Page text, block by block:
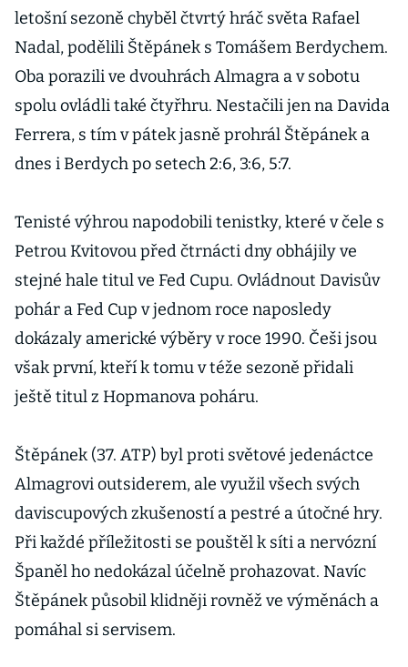
letošní sezoně chyběl čtvrtý hráč světa Rafael
Nadal, podělili Štěpánek s Tomášem Berdychem.
Oba porazili ve dvouhrách Almagra a v sobotu
spolu ovládli také čtyřhru. Nestačili jen na Davida
Ferrera, s tím v pátek jasně prohrál Štěpánek a
dnes i Berdych po setech 2:6, 3:6, 5:7.
Tenisté výhrou napodobili tenistky, které v čele s
Petrou Kvitovou před čtrnácti dny obhájily ve
stejné hale titul ve Fed Cupu. Ovládnout Davisův
pohár a Fed Cup v jednom roce naposledy
dokázaly americké výběry v roce 1990. Češi jsou
však první, kteří k tomu v téže sezoně přidali
ještě titul z Hopmanova poháru.
Štěpánek (37. ATP) byl proti světové jedenáctce
Almagrovi outsiderem, ale využil všech svých
daviscupových zkušeností a pestré a útočné hry.
Při každé příležitosti se pouštěl k síti a nervózní
Španěl ho nedokázal účelně prohazovat. Navíc
Štěpánek působil klidněji rovněž ve výměnách a
pomáhal si servisem.